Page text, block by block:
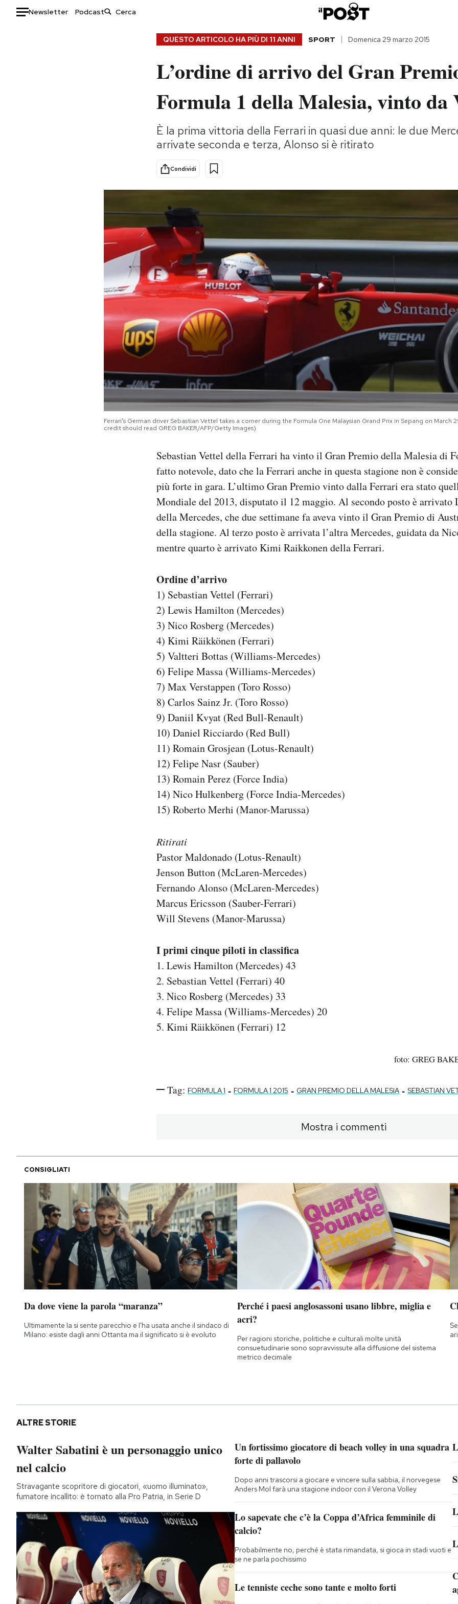
Newsletter Podcast
Storie/Idee
Ok Boomer!
Altrecose
AREA PERSONALE
QUESTO ARTICOLO HA PIÙ DI 11 ANNI SPORT Domenica 29 marzo 2015
L’ordine di arrivo del Gran
Formula 1 della Malesia, vinto da
È la prima vittoria della Ferrari in quasi due anni: le due
arrivate seconda e terza, Alonso si è ritirato
Condividi
Ferrari's German driver Sebastian Vettel takes a corner during the Formula One Malaysian Grand Prix in Sepang on March
credit should read GREG BAKER/AFP/Getty Images)
Sebastian Vettel della Ferrari ha vinto il Gran Premio della Malesia di
fatto notevole, dato che la Ferrari anche in questa stagione non è
più forte in gara. L’ultimo Gran Premio vinto dalla Ferrari era stato
Mondiale del 2013, disputato il 12 maggio. Al secondo posto è arrivato
della Mercedes, che due settimane fa aveva vinto il Gran Premio di
della stagione. Al terzo posto è arrivata l’altra Mercedes, guidata da
mentre quarto è arrivato Kimi Raikkonen della Ferrari.
Ordine d’arrivo
1) Sebastian Vettel (Ferrari)
2) Lewis Hamilton (Mercedes)
3) Nico Rosberg (Mercedes)
4) Kimi Räikkönen (Ferrari)
5) Valtteri Bottas (Williams-Mercedes)
6) Felipe Massa (Williams-Mercedes)
7) Max Verstappen (Toro Rosso)
8) Carlos Sainz Jr. (Toro Rosso)
9) Daniil Kvyat (Red Bull-Renault)
10) Daniel Ricciardo (Red Bull)
11) Romain Grosjean (Lotus-Renault)
12) Felipe Nasr (Sauber)
13) Romain Perez (Force India)
14) Nico Hulkenberg (Force India-Mercedes)
15) Roberto Merhi (Manor-Marussa)
Ritirati
Pastor Maldonado (Lotus-Renault)
Jenson Button (McLaren-Mercedes)
Fernando Alonso (McLaren-Mercedes)
Marcus Ericsson (Sauber-Ferrari)
Will Stevens (Manor-Marussa)
I primi cinque piloti in classifica
1. Lewis Hamilton (Mercedes) 43
2. Sebastian Vettel (Ferrari) 40
3. Nico Rosberg (Mercedes) 33
4. Felipe Massa (Williams-Mercedes) 20
5. Kimi Räikkönen (Ferrari) 12
foto: GREG
Tag: FORMULA 1 - FORMULA 1 2015 - GRAN PREMIO DELLA MALESIA - SEBASTIAN
Mostra i commenti
CONSIGLIATI
Da dove viene la parola “maranza”
Ultimamente la si sente parecchio e l'ha usata anche il sindaco di
Milano: esiste dagli anni Ottanta ma il significato si è evoluto
Perché i paesi anglosassoni usano libbre, miglia e
acri?
Per ragioni storiche, politiche e culturali molte unità
consuetudinarie sono sopravvissute alla diffusione del sistema
metrico decimale
ALTRE STORIE
Walter Sabatini è un personaggio unico
nel calcio
Stravagante scopritore di giocatori, «uomo illuminato»,
fumatore incallito: è tornato alla Pro Patria, in Serie D
Un fortissimo giocatore di beach volley in una squadra
forte di pallavolo
Dopo anni trascorsi a giocare e vincere sulla sabbia, il norvegese
Anders Mol farà una stagione indoor con il Verona Volley
Lo sapevate che c’è la Coppa d’Africa femminile di
calcio?
Probabilmente no, perché è stata rimandata, si gioca in stadi vuoti e
se ne parla pochissimo
Le tenniste ceche sono tante e molto forti